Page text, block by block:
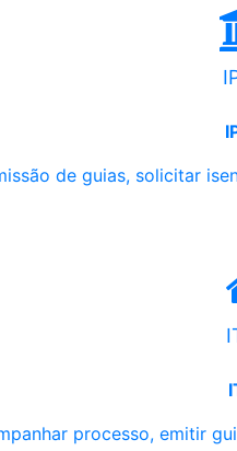
de guias, solicitar
processo, emitir